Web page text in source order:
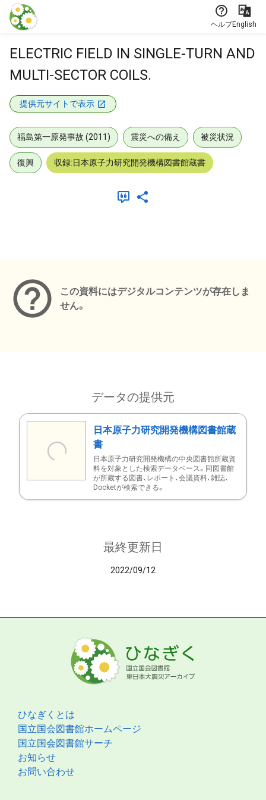
本文に飛ぶ
ヘルプEnglish
ELECTRIC FIELD IN SINGLE-TURN AND
MULTI-SECTOR COILS.
提供元サイトで表示
福島第一原発事故 (2011) 震災への備え 被災状況
復興 収録:日本原子力研究開発機構図書館蔵書
この資料にはデジタルコンテンツが存在しま
せん。
データの提供元
日本原子力研究開発機構図書館蔵
書
日本原子力研究開発機構の中央図書館所蔵資
料を対象とした検索データベース。同図書館
が所蔵する図書、レポート、会議資料、雑誌、
Docketが検索できる。
最終更新日
2022/09/12
ひなぎくとは
国立国会図書館ホームページ
国立国会図書館サーチ
お知らせ
お問い合わせ